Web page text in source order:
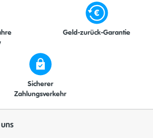
Sicherer
Zahlungsverkehr
Geld-zurück-Garantie